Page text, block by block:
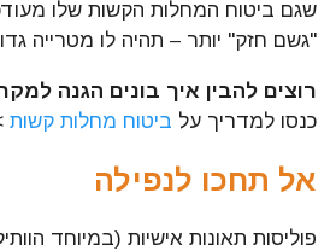
שגם ביטוח המחלות הקשות שלו
"גשם חזק" יותר – תהיה לו מטרייה
רוצים להבין איך בונים הגנה
כנסו למדריך על ביטוח מחלות קשות
אל תחכו לנפילה
פוליסות תאונות אישיות (במיוחד